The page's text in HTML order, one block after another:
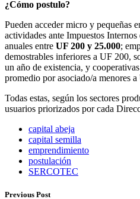
¿Cómo postulo?
Pueden acceder micro y pequeñas
actividades ante Impuestos
anuales entre UF 200 y 25.000;
demostrables inferiores a UF 200,
un año de existencia, y
promedio por asociado/a menores a
Todas estas, según los sectores
usuarios priorizados por cada
capital abeja
capital semilla
emprendimiento
postulación
SERCOTEC
Previous Post